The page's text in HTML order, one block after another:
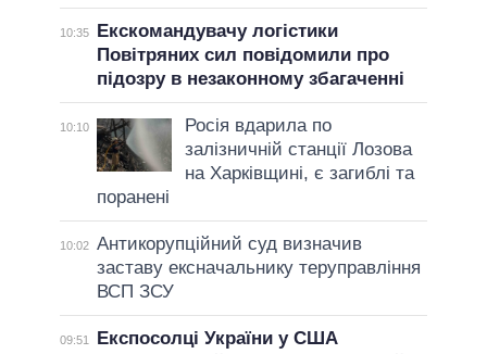
10:35
Екскомандувачу логістики
Повітряних сил повідомили про
підозру в незаконному збагаченні
10:10
Росія вдарила по
залізничній станції Лозова
на Харківщині, є загиблі та
поранені
10:02 Антикорупційний суд визначив
заставу ексначальнику теруправління
ВСП ЗСУ
09:51
Експосолці України у США